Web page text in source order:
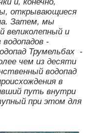
открывающиеся
Затем, мы
великолепный и
-
Трумельбах -
чем из десяти
водопад
в
путь внутри
при этом для